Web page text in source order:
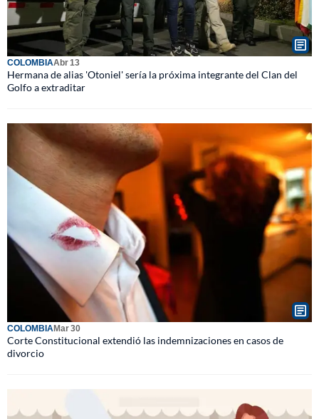
COLOMBIAAbr 13
Hermana de alias 'Otoniel' sería la próxima integrante del Clan del
Golfo a extraditar
COLOMBIAMar 30
Corte Constitucional extendió las indemnizaciones en casos de
divorcio